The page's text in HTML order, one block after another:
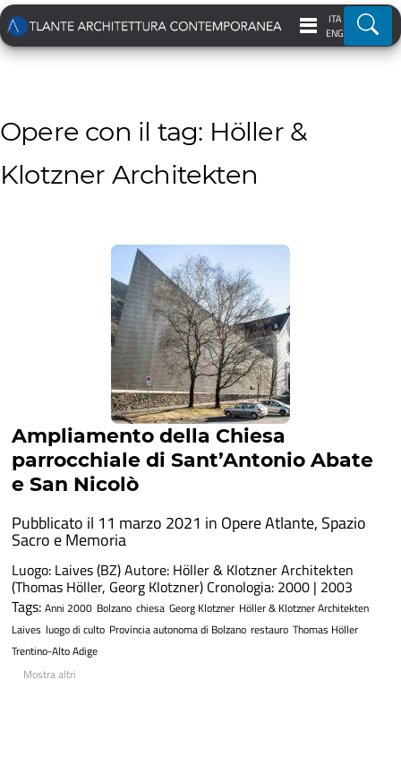
ITA
ENG
Opere con il tag: Höller &
Klotzner Architekten
Ampliamento della Chiesa
parrocchiale di Sant’Antonio Abate
e San Nicolò
Pubblicato il 11 marzo 2021 in Opere Atlante, Spazio
Sacro e Memoria
Luogo: Laives (BZ) Autore: Höller & Klotzner Architekten
(Thomas Höller, Georg Klotzner) Cronologia: 2000 | 2003
Tags: Anni 2000 Bolzano chiesa Georg Klotzner Höller & Klotzner Architekten
Laives luogo di culto Provincia autonoma di Bolzano restauro Thomas Höller
Trentino-Alto Adige
Mostra altri